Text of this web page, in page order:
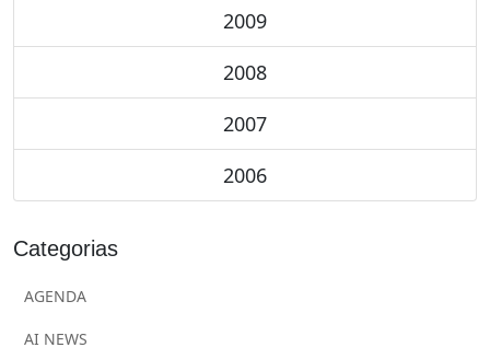
2009
2008
2007
2006
Categorias
AGENDA
AI NEWS